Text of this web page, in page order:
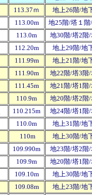
113.37ｍ
地上26階/地
113.00m
地25階/塔１階
113.0m
地30階/塔2階
112.20m
地上29階/地
111.99m
地上21階/地
111.90m
地22階/塔3階
111.45m
地21階/塔1階
110.9m
地20階/塔2階
110.215m
地24階/塔1階
110.0m
地上31階/地
110m
地上30階/地
109.990m
地23階/塔2階
109.9m
地20階/塔1階
109.10m
地上30階/地
109.08m
地上23階/地